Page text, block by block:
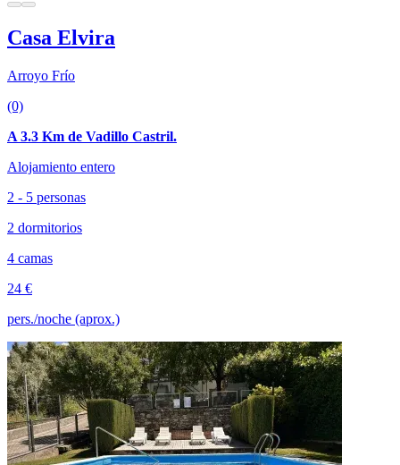
Casa Elvira
Arroyo Frío
(0)
A 3.3 Km de Vadillo Castril.
Alojamiento entero
2 - 5 personas
2 dormitorios
4 camas
24 €
pers./noche (aprox.)